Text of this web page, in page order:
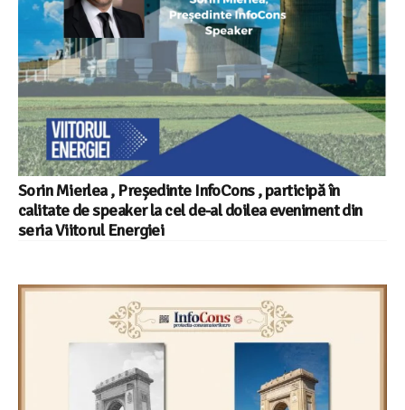
Sorin Mierlea , Președinte InfoCons , participă în
calitate de speaker la cel de-al doilea eveniment din
seria Viitorul Energiei